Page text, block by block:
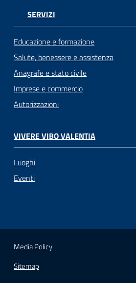
SERVIZI
Educazione e formazione
Salute, benessere e assistenza
Anagrafe e stato civile
Imprese e commercio
Autorizzazioni
VIVERE VIBO VALENTIA
Luoghi
Eventi
Media Policy
Sitemap